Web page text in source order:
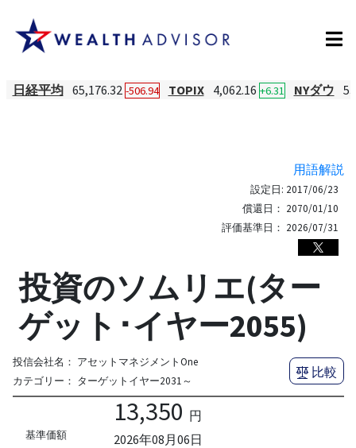
日経平均 65,176.32 -506.94 TOPIX 4,062.16 +6.31 NYダウ
用語解説
設定日: 2017/06/23
償還日： 2070/01/10
評価基準日： 2026/07/31
投資のソムリエ(ター
ゲット･イヤー2055)
投信会社名： アセットマネジメントOne
カテゴリー： ターゲットイヤー2031～
比較
基準価額
13,350 円
2026年08月06日